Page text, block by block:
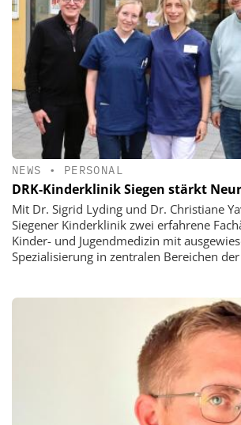
NEWS • PERSONAL
DRK-Kinderklinik Siegen stärkt
Mit Dr. Sigrid Lyding und Dr. Christiane
Siegener Kinderklinik zwei erfahrene
Kinder- und Jugendmedizin mit
Spezialisierung in zentralen Bereichen